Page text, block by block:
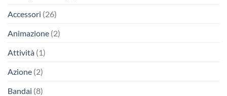
Accessori (26)
Animazione (2)
Attività (1)
Azione (2)
Bandai (8)